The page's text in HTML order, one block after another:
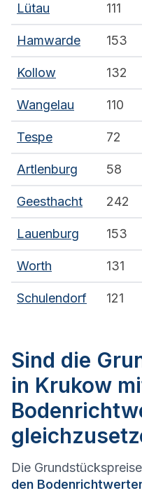
Lütau 111
Hamwarde 153
Kollow 132
Wangelau 110
Tespe 72
Artlenburg 58
Geesthacht 242
Lauenburg 153
Worth 131
Schulendorf 121
Sind die
in Krukow
Die
den